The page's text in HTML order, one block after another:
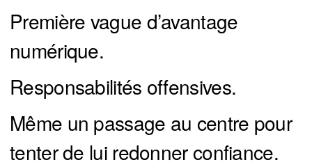
Première vague d’avantage
numérique.
Responsabilités offensives.
Même un passage au centre pour
tenter de lui redonner confiance.